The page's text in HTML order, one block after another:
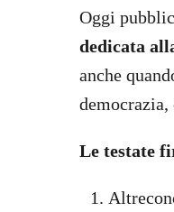
Oggi
dedicata
anche
democrazia,
Le testate